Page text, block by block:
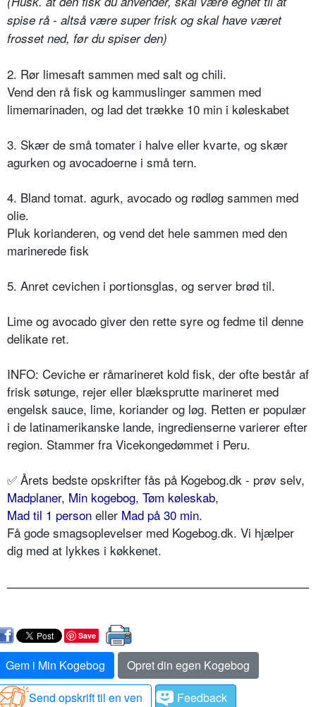
spise rå - altså være super frisk og skal have været
frosset ned, før du spiser den)
2. Rør limesaft sammen med salt og chili.
Vend den rå fisk og kammuslinger sammen med
limemarinaden, og lad det trække 10 min i køleskabet
3. Skær de små tomater i halve eller kvarte, og skær
agurken og avocadoerne i små tern.
4. Bland tomat. agurk, avocado og rødløg sammen med
olie.
Pluk korianderen, og vend det hele sammen med den
marinerede fisk
5. Anret cevichen i portionsglas, og server brød til.
Lime og avocado giver den rette syre og fedme til denne
delikate ret.
INFO: Ceviche er råmarineret kold fisk, der ofte består af
frisk søtunge, rejer eller blæksprutte marineret med
engelsk sauce, lime, koriander og løg. Retten er populær
i de latinamerikanske lande, ingredienserne varierer efter
region. Stammer fra Vicekongedømmet i Peru.
✅ Årets bedste opskrifter fås på Kogebog.dk - prøv selv,
Madplaner, Min kogebog, Tøm køleskab,
Mad til 1 person eller Mad på 30 min.
Få gode smagsoplevelser med Kogebog.dk. Vi hjælper
dig med at lykkes i køkkenet.
Save
Gem i Min Kogebog
Opret din egen Kogebog
Send opskrift til en ven
Feedback